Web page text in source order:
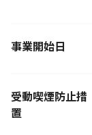
事業開始日
受動喫煙防止措
置